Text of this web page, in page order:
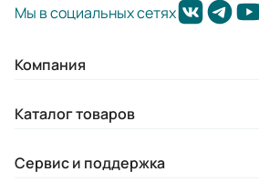
Мы в социальных сетях
Компания
Каталог товаров
Сервис и поддержка